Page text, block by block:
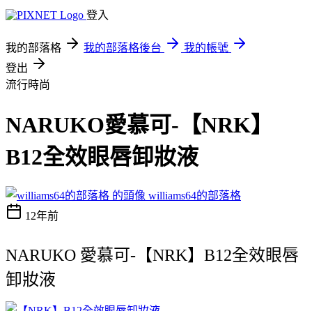
登入
我的部落格 我的部落格後台
我的帳號
登出
流行時尚
NARUKO愛慕可-【NRK】
B12全效眼唇卸妝液
williams64的部落格
12年前
NARUKO 愛慕可-【NRK】B12全效眼唇
卸妝液